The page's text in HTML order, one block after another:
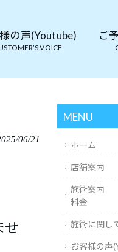
の声(Youtube)
VOICE
ご
06/21
せ
MENU
ホーム
店舗案内
施術案内
料金
施術に関し
お客様の声